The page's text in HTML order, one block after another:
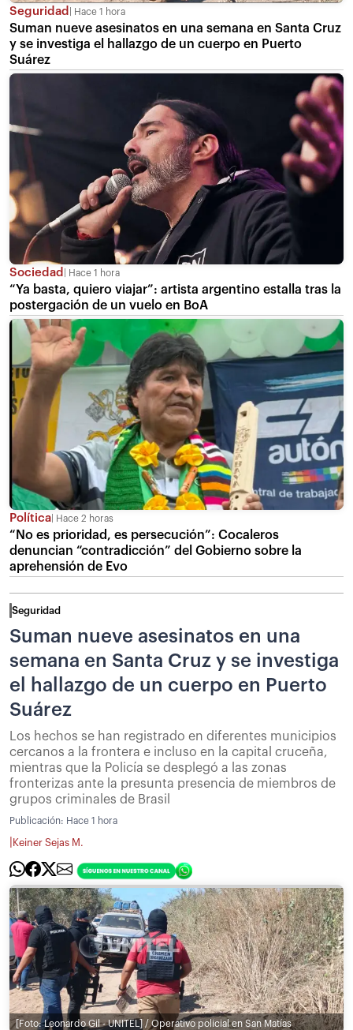
Seguridad Hace 1 hora
Suman nueve asesinatos en una semana en Santa Cruz
y se investiga el hallazgo de un cuerpo en Puerto
Suárez
Sociedad Hace 1 hora
“Ya basta, quiero viajar”: artista argentino estalla tras la
postergación de un vuelo en BoA
Política Hace 2 horas
“No es prioridad, es persecución”: Cocaleros
denuncian “contradicción” del Gobierno sobre la
aprehensión de Evo
Seguridad
Suman nueve asesinatos en una
semana en Santa Cruz y se investiga
el hallazgo de un cuerpo en Puerto
Suárez
Los hechos se han registrado en diferentes municipios
cercanos a la frontera e incluso en la capital cruceña,
mientras que la Policía se desplegó a las zonas
fronterizas ante la presunta presencia de miembros de
grupos criminales de Brasil
Publicación: Hace 1 hora
Keiner Sejas M.
[Foto: Leonardo Gil - UNITEL] / Operativo policial en San Matías